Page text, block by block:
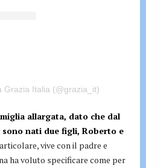
Grazia Italia (@grazia_it)
allargata, dato che dal
nati due figli, Roberto e
vive con il padre e
ha voluto specificare come per